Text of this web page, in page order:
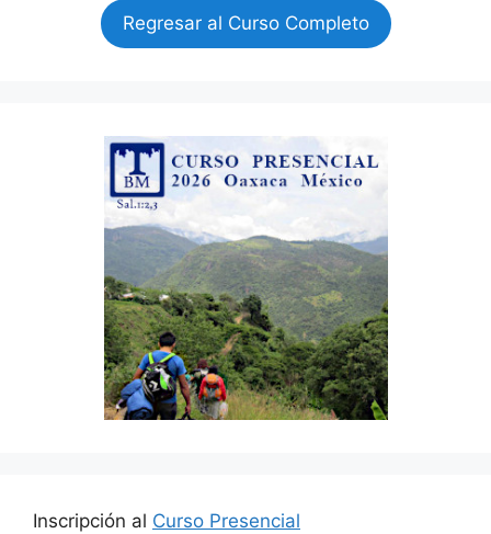
Regresar al Curso Completo
Inscripción al Curso Presencial